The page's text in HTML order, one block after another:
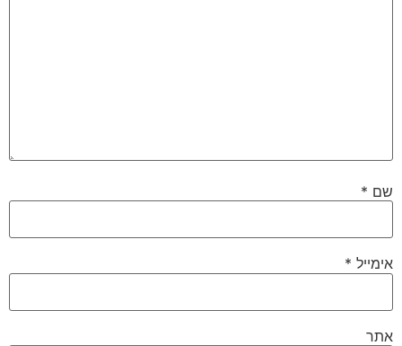
שם *
אימייל *
אתר